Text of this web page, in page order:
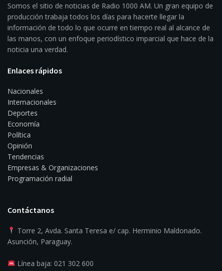
Somos el sitio de noticias de Radio 1000 AM. Un gran equipo de
producción trabaja todos los días para hacerte llegar la
información de todo lo que ocurre en tiempo real al alcance de
las manos, con un enfoque periodístico imparcial que hace de la
noticia una verdad.
Enlaces rápidos
Nacionales
Internacionales
Deportes
Economía
Política
Opinión
Tendencias
Empresas & Organizaciones
Programación radial
Contáctanos
Torre 2, Avda. Santa Teresa e/ cap. Herminio Maldonado.
Asunción, Paraguay.
Línea baja: 021 302 600